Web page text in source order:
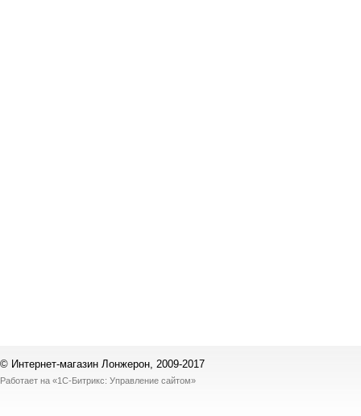
© Интернет-магазин Лонжерон, 2009-2017
Работает на «1С-Битрикс: Управление сайтом»